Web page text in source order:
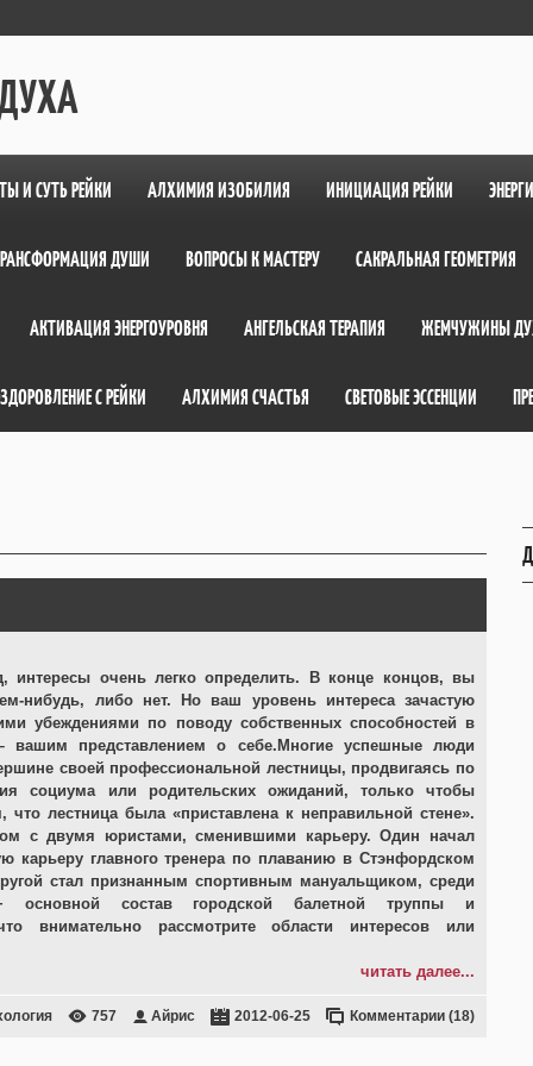
И СУТЬ РЕЙКИ АЛХИМИЯ ИЗОБИЛИЯ ИНИЦИАЦИЯ РЕЙКИ
ДУШИ ВОПРОСЫ К МАСТЕРУ САКРАЛЬНАЯ ГЕОМЕТРИЯ
АКТИВАЦИЯ ЭНЕРГОУРОВНЯ АНГЕЛЬСКАЯ ТЕРАПИЯ ЖЕМЧУЖИНЫ
С РЕЙКИ АЛХИМИЯ СЧАСТЬЯ СВЕТОВЫЕ ЭССЕНЦИИ
интересы очень легко определить. В конце концов, вы
нибудь, либо нет. Но ваш уровень интереса зачастую
убеждениями по поводу собственных способностей в
вашим представлением о себе.Многие успешные люди
своей профессиональной лестницы, продвигаясь по
социума или родительских ожиданий, только чтобы
что лестница была «приставлена к неправильной стене».
с двумя юристами, сменившими карьеру. Один начал
карьеру главного тренера по плаванию в Стэнфордском
стал признанным спортивным мануальщиком, среди
основной состав городской балетной труппы и
внимательно рассмотрите области интересов или
читать далее...
757 Айрис 2012-06-25 Комментарии (18)